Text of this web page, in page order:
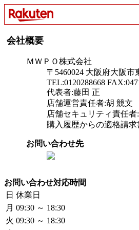
会社概要
ＭＷＰＯ株式会社
〒5460024 大阪府大阪
TEL:0120288668
代表者:藤田 正
店舗運営責任者:胡 競文
店舗セキュリティ責任
購入履歴からの適格請
お問い合わせ先
お問い合わせ対応時間
日 休業日
月 09:30 ～ 18:30
火 09:30 ～ 18:30